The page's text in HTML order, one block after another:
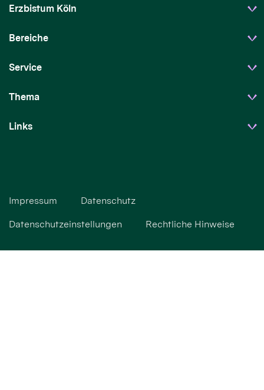
Erzbistum Köln
Bereiche
Service
Thema
Links
Impressum Datenschutz
Datenschutzeinstellungen Rechtliche Hinweise